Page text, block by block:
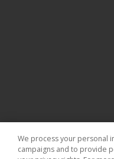
We process your personal
campaigns and to provide